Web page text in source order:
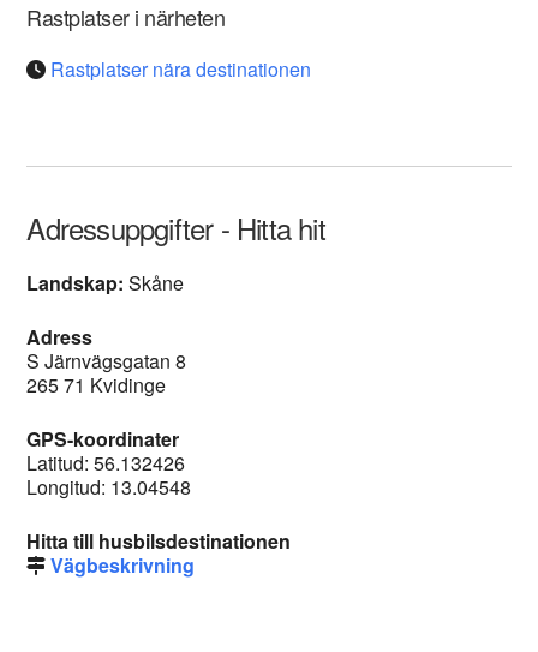
Rastplatser i närheten
Rastplatser nära destinationen
Adressuppgifter - Hitta hit
Landskap:Skåne
Adress
S Järnvägsgatan 8
265 71 Kvidinge
GPS-koordinater
Latitud: 56.132426
Longitud: 13.04548
Hitta till husbilsdestinationen
Vägbeskrivning